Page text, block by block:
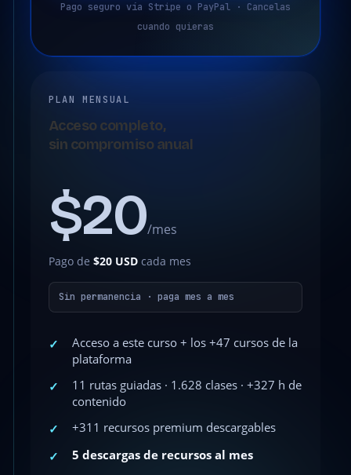
Pago seguro vía Stripe o PayPal · Cancelas
cuando quieras
PLAN MENSUAL
Acceso completo,
sin compromiso anual
$20/mes
Pago de $20 USDcada mes
Sin permanencia · paga mes a mes
✓
Acceso a este curso + los +47 cursos de la
plataforma
✓
11 rutas guiadas · 1.628 clases · +327 h de
contenido
✓
+311 recursos premium descargables
✓
5 descargas de recursos al mes